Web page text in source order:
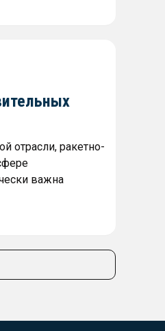
отрасли, ракетно-
важна